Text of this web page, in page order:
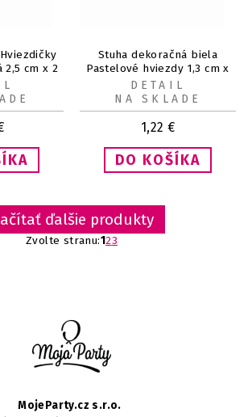
cm x 2
Stuha dekoračná biela
Pastelové hviezdy 1,3 cm x
3 m
1,22 €
DETAIL
NA SKLADE
ďalšie produkty
Zvolte stranu:123
MojeParty.cz s.r.o.